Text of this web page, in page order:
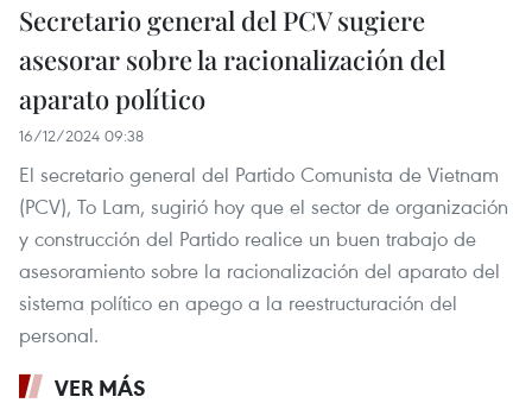
Secretario general del PCV sugiere
asesorar sobre la racionalización del
aparato político
16/12/2024 09:38
El secretario general del Partido Comunista de Vietnam
(PCV), To Lam, sugirió hoy que el sector de organización
y construcción del Partido realice un buen trabajo de
asesoramiento sobre la racionalización del aparato del
sistema político en apego a la reestructuración del
personal.
VER MÁS